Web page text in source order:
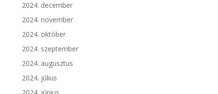
2024. december
2024. november
2024. október
2024. szeptember
2024. augusztus
2024. július